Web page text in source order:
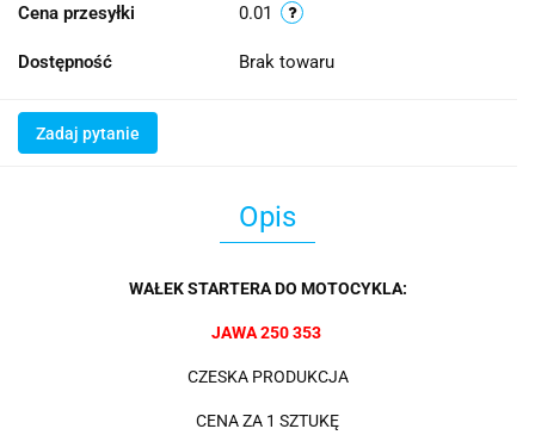
Cena przesyłki 0.01
Dostępność Brak towaru
Zadaj pytanie
Opis
WAŁEK STARTERA DO MOTOCYKLA:
JAWA 250 353
CZESKA PRODUKCJA
CENA ZA 1 SZTUKĘ